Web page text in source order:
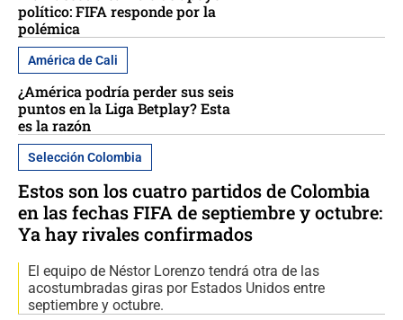
político: FIFA responde por la
polémica
América de Cali
¿América podría perder sus seis
puntos en la Liga Betplay? Esta
es la razón
Selección Colombia
Estos son los cuatro partidos de Colombia
en las fechas FIFA de septiembre y octubre:
Ya hay rivales confirmados
El equipo de Néstor Lorenzo tendrá otra de las
acostumbradas giras por Estados Unidos entre
septiembre y octubre.